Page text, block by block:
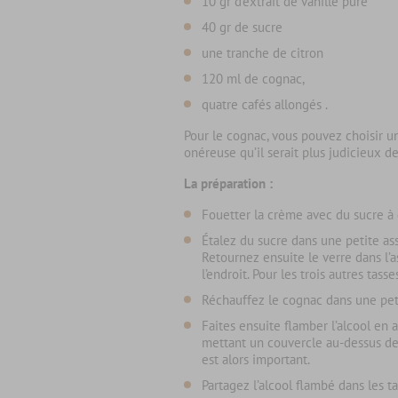
40 gr de sucre
une tranche de citron
120 ml de cognac,
quatre cafés allongés .
Pour le cognac, vous pouvez choisir
onéreuse qu’il serait plus judicieux
La préparation :
Fouetter la crème avec du sucre
Étalez du sucre dans une petite
Retournez ensuite le verre dans
l’endroit. Pour les trois autres
Réchauffez le cognac dans une
Faites ensuite flamber l’alcool en
mettant un couvercle au-dessus
est alors important.
Partagez l’alcool flambé dans les